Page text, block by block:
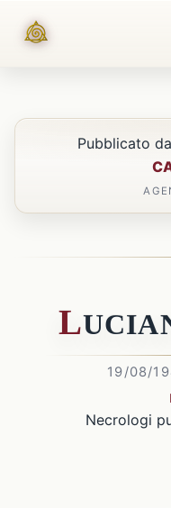
Pubblicato da
L
19/08/
Necrologi